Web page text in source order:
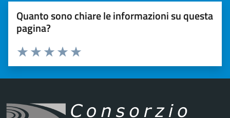
Quanto sono chiare le informazioni su questa
pagina?
Valuta 5 stelle su 5
Valuta 4 stelle su 5
Valuta 3 stelle su 5
Valuta 2 stelle su 5
Valuta 1 stelle su 5